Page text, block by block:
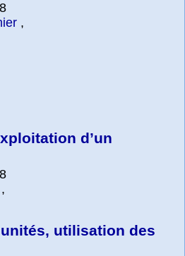
,
d’un
,
utilisation des